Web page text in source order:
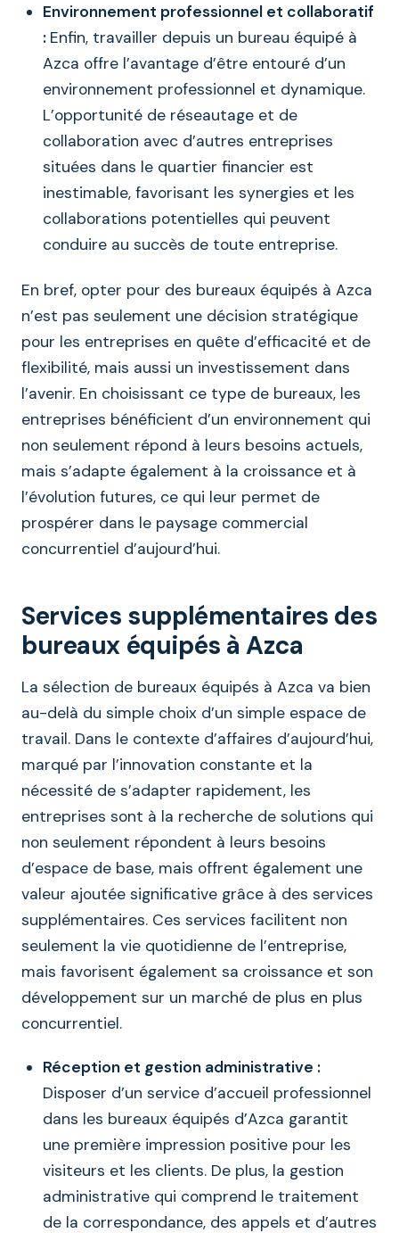
Environnement professionnel et collaboratif
: Enfin, travailler depuis un bureau équipé à
Azca offre l’avantage d’être entouré d’un
environnement professionnel et dynamique.
L’opportunité de réseautage et de
collaboration avec d’autres entreprises
situées dans le quartier financier est
inestimable, favorisant les synergies et les
collaborations potentielles qui peuvent
conduire au succès de toute entreprise.
En bref, opter pour des bureaux équipés à Azca
n’est pas seulement une décision stratégique
pour les entreprises en quête d’efficacité et de
flexibilité, mais aussi un investissement dans
l’avenir. En choisissant ce type de bureaux, les
entreprises bénéficient d’un environnement qui
non seulement répond à leurs besoins actuels,
mais s’adapte également à la croissance et à
l’évolution futures, ce qui leur permet de
prospérer dans le paysage commercial
concurrentiel d’aujourd’hui.
Services supplémentaires des
bureaux équipés à Azca
La sélection de bureaux équipés à Azca va bien
au-delà du simple choix d’un simple espace de
travail. Dans le contexte d’affaires d’aujourd’hui,
marqué par l’innovation constante et la
nécessité de s’adapter rapidement, les
entreprises sont à la recherche de solutions qui
non seulement répondent à leurs besoins
d’espace de base, mais offrent également une
valeur ajoutée significative grâce à des services
supplémentaires. Ces services facilitent non
seulement la vie quotidienne de l’entreprise,
mais favorisent également sa croissance et son
développement sur un marché de plus en plus
concurrentiel.
Réception et gestion administrative :
Disposer d’un service d’accueil professionnel
dans les bureaux équipés d’Azca garantit
une première impression positive pour les
visiteurs et les clients. De plus, la gestion
administrative qui comprend le traitement
de la correspondance, des appels et d’autres